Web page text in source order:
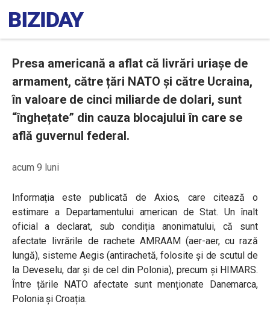
Presa americană a aflat că livrări uriașe de
armament, către țări NATO și către Ucraina,
în valoare de cinci miliarde de dolari, sunt
“înghețate” din cauza blocajului în care se
află guvernul federal.
acum 9 luni
Informația este publicată de Axios, care citează o
estimare a Departamentului american de Stat. Un înalt
oficial a declarat, sub condiția anonimatului, că sunt
afectate livrările de rachete AMRAAM (aer-aer, cu rază
lungă), sisteme Aegis (antirachetă, folosite și de scutul de
la Deveselu, dar și de cel din Polonia), precum și HIMARS.
Între țările NATO afectate sunt menționate Danemarca,
Polonia și Croația.